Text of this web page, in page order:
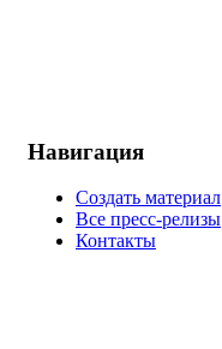
Навигация
Создать материал
Все пресс-релизы
Контакты